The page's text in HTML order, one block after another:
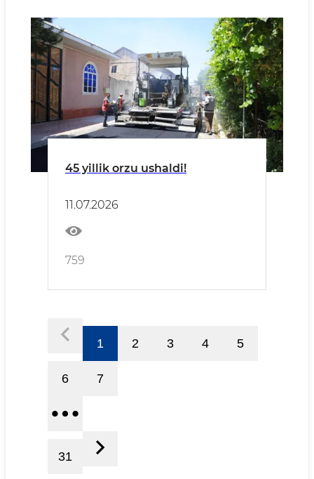
45 yillik orzu ushaldi!
11.07.2026
759
1 2 3 4 5
6 7
31